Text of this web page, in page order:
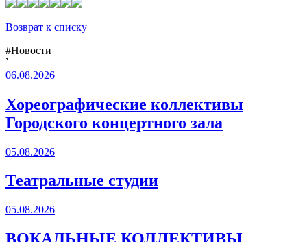
Возврат к списку
#Новости
`
06.08.2026
Хореографические коллективы
Городского концертного зала
05.08.2026
Театральные студии
05.08.2026